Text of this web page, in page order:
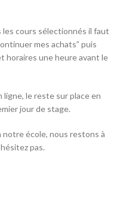
les cours sélectionnés il faut
mes achats” puis
horaires une heure avant le
ligne, le reste sur place en
jour de stage.
école, nous restons à
pas.